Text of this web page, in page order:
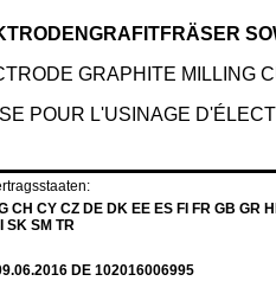
GRAPHITE MILLING
POUR L'USINAGE
CH CY CZ DE DK EE ES FI FR GB GR
SK SM TR
DE 102016006995